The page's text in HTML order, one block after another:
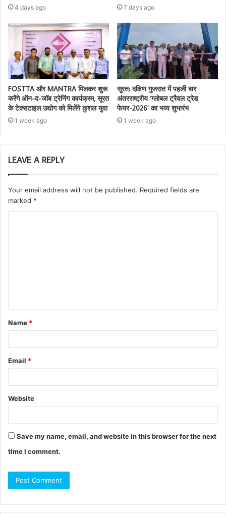
4 days ago 7 days ago
FOSTTA और MANTRA मिलकर शुरू
करेंगे ऑन-द-जॉब ट्रेनिंग कार्यक्रम, सूरत
के टेक्सटाइल उद्योग को मिलेंगे कुशल युवा
1 week ago
सूरत: दक्षिण गुजरात में पहली बार
अंतरराष्ट्रीय ‘ग्लोबल ट्रैवल ट्रेड
फेयर-2026’ का भव्य शुभारंभ
1 week ago
LEAVE A REPLY
Your email address will not be published. Required fields are
marked *
Name *
Email *
Website
Save my name, email, and website in this browser for the next
time I comment.